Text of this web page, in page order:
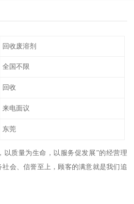
回收废溶剂
全国不限
回收
来电面议
东莞
以质量为生命，以服务促发展”的经营理
会、信誉至上，顾客的满意就是我们追